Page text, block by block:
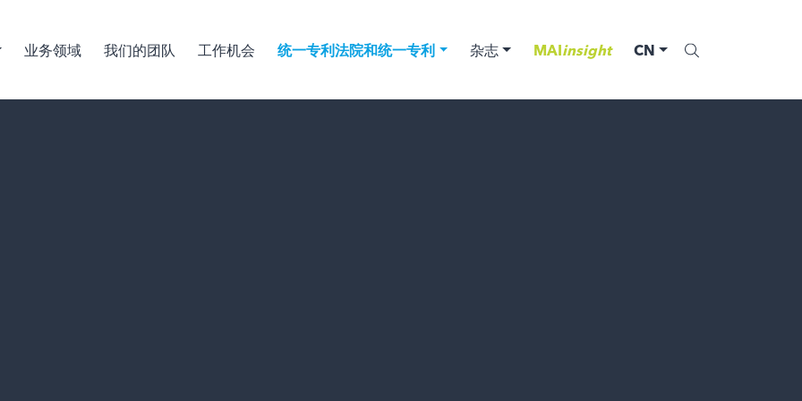
业务领域 我们的团队 工作机会 统一专利法院和统一专利 杂志 MAIinsight CN